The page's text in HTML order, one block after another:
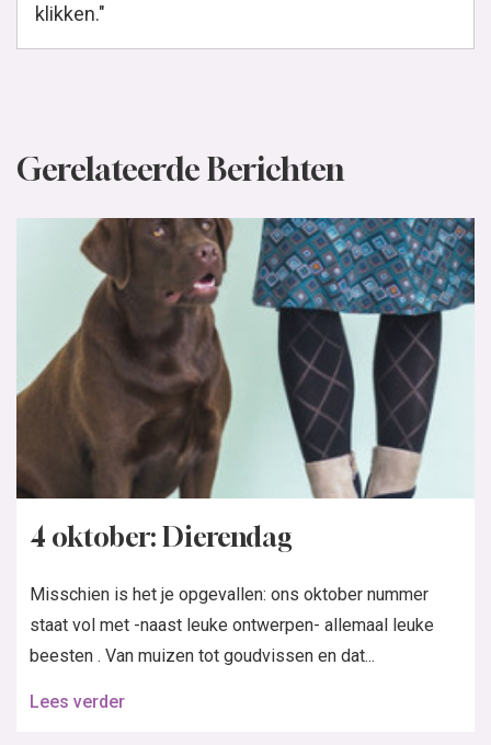
klikken."
Gerelateerde Berichten
4 oktober: Dierendag
Misschien is het je opgevallen: ons oktober nummer
staat vol met -naast leuke ontwerpen- allemaal leuke
beesten . Van muizen tot goudvissen en dat...
Lees verder